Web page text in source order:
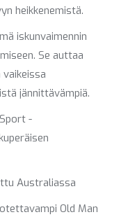
heikkenemistä.
iskunvaimennin
Se auttaa
jännittävämpiä.
-
Australiassa
Old Man